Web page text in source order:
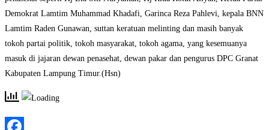
Demokrat Lamtim Muhammad Khadafi, Garinca Reza Pahlevi, kepala BNN
Lamtim Raden Gunawan, suttan keratuan melinting dan masih banyak
tokoh partai politik, tokoh masyarakat, tokoh agama, yang kesemuanya
masuk di jajaran dewan penasehat, dewan pakar dan pengurus DPC Granat
Kabupaten Lampung Timur.(Hsn)